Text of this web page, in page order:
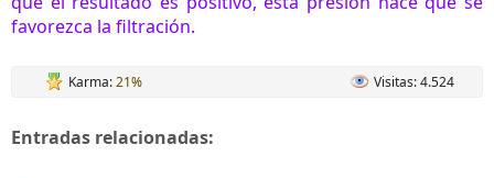
favorezca la filtración.
Karma:21% Visitas: 4.524
Entradas relacionadas: